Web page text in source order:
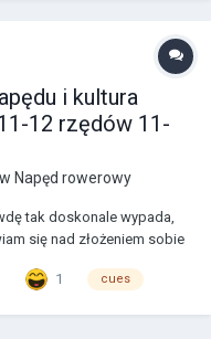
i kultura
12 rzędów 11-
Napęd rowerowy
tak doskonale wypada,
się nad złożeniem sobie
walczyć z
1 cues